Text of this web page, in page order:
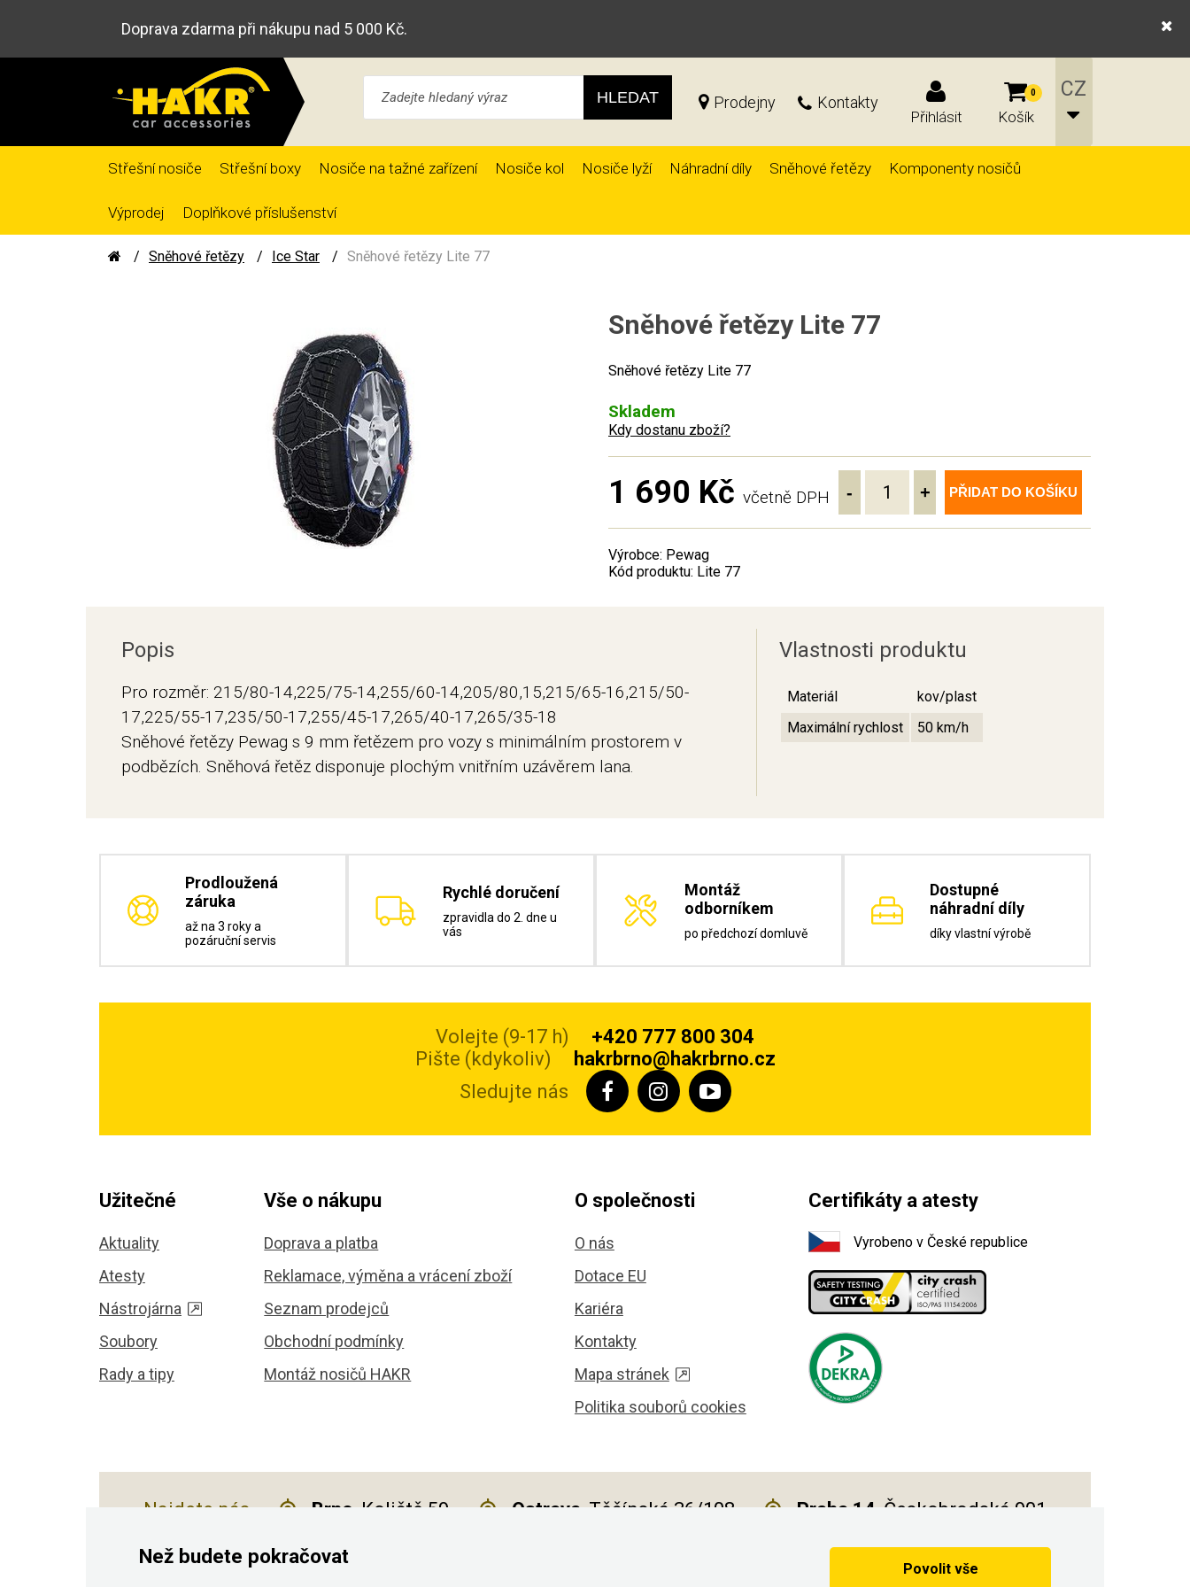
Doprava zdarma při nákupu nad 5 000 Kč.
HLEDAT Prodejny Kontakty
Přihlásit
0
Košík
Střešní nosiče Střešní boxy Nosiče na tažné zařízení Nosiče kol Nosiče lyží Náhradní díly Sněhové řetězy Komponenty nosičů
Výprodej Doplňkové příslušenství
Sněhové řetězy Ice Star Sněhové řetězy Lite 77
Sněhové řetězy Lite 77
Sněhové řetězy Lite 77
Skladem
Kdy dostanu zboží?
1 690 Kč včetně DPH - + PŘIDAT DO KOŠÍKU
Výrobce: Pewag
Kód produktu: Lite 77
Popis
Pro rozměr: 215/80-14,225/75-14,255/60-14,205/80,15,215/65-16,215/50-
17,225/55-17,235/50-17,255/45-17,265/40-17,265/35-18
Sněhové řetězy Pewag s 9 mm řetězem pro vozy s minimálním prostorem v
podbězích. Sněhová řetěz disponuje plochým vnitřním uzávěrem lana.
Vlastnosti produktu
Materiál
kov/plast
Maximální rychlost
50 km/h
Prodloužená
záruka
až na 3 roky a
pozáruční servis
Rychlé doručení
zpravidla do 2. dne u
vás
Montáž
odborníkem
po předchozí domluvě
Dostupné
náhradní díly
díky vlastní výrobě
Volejte (9-17 h)
+420 777 800 304
Pište (kdykoliv)
hakrbrno@hakrbrno.cz
Sledujte nás
Užitečné
Aktuality
Atesty
Nástrojárna
Soubory
Rady a tipy
Vše o nákupu
Doprava a platba
Reklamace, výměna a vrácení zboží
Seznam prodejců
Obchodní podmínky
Montáž nosičů HAKR
O společnosti
O nás
Dotace EU
Kariéra
Kontakty
Mapa stránek
Politika souborů cookies
Certifikáty a atesty
Vyrobeno v České republice
Najdete nás Brno, Koliště 59 Ostrava, Těšínská 36/108 Praha 14, Českobrodská 901
Než budete pokračovat
Povolit vše